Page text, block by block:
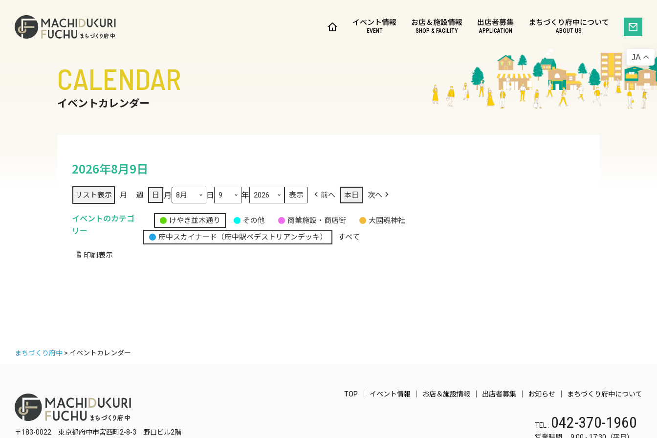
イベント情報
EVENT
お店＆施設情報
SHOP & FACILITY
出店者募集
APPLICATION
まちづくり府中について
ABOUT US
CALENDAR
イベントカレンダー
2026年8月9日
リスト表示 月 週 日 月 日 年 前へ 本日 次へ
イベントのカテゴ
リー
題
けやき並木通り その他 商業施設・商店街
大國魂神社
府中スカイナード（府中駅ペデストリアンデッキ）
すべて
印刷 表示
まちづくり府中 > イベントカレンダー
〒183-0022 東京都府中市宮西町2-8-3 野口ビル2階
TOP イベント情報 お店＆施設情報 出店者募集 お知らせ まちづくり府中について
TEL : 042-370-1960
JA